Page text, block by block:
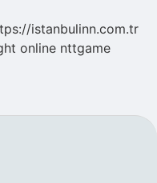
istanbulinn.com.tr
online nttgame